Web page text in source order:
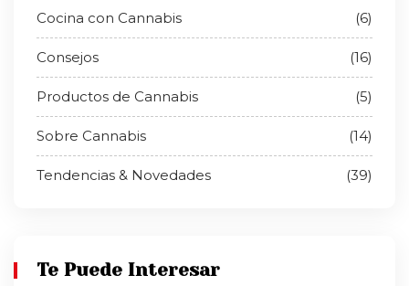
Cocina con Cannabis (6)
Consejos (16)
Productos de Cannabis (5)
Sobre Cannabis (14)
Tendencias & Novedades (39)
Te Puede Interesar